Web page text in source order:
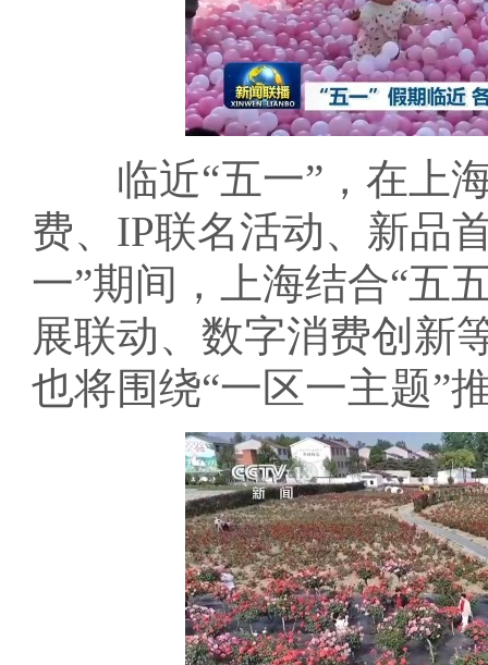
临近“五一”，在上海
费、IP联名活动、新品
一”期间，上海结合“五
展联动、数字消费创新
也将围绕“一区一主题”